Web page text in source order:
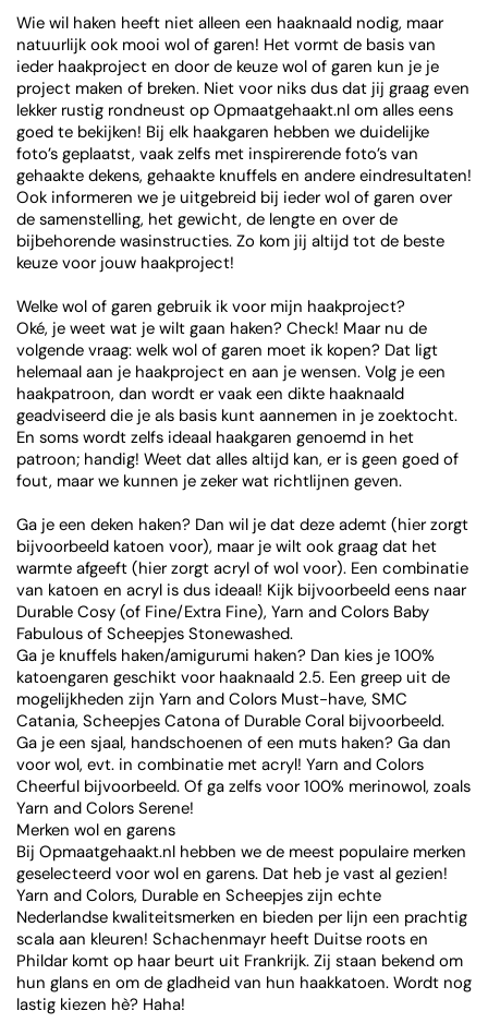
Wie wil haken heeft niet alleen een haaknaald nodig, maar
natuurlijk ook mooi wol of garen! Het vormt de basis van
ieder haakproject en door de keuze wol of garen kun je je
project maken of breken. Niet voor niks dus dat jij graag even
lekker rustig rondneust op Opmaatgehaakt.nl om alles eens
goed te bekijken! Bij elk haakgaren hebben we duidelijke
foto’s geplaatst, vaak zelfs met inspirerende foto’s van
gehaakte dekens, gehaakte knuffels en andere eindresultaten!
Ook informeren we je uitgebreid bij ieder wol of garen over
de samenstelling, het gewicht, de lengte en over de
bijbehorende wasinstructies. Zo kom jij altijd tot de beste
keuze voor jouw haakproject!
Welke wol of garen gebruik ik voor mijn haakproject?
Oké, je weet wat je wilt gaan haken? Check! Maar nu de
volgende vraag: welk wol of garen moet ik kopen? Dat ligt
helemaal aan je haakproject en aan je wensen. Volg je een
haakpatroon, dan wordt er vaak een dikte haaknaald
geadviseerd die je als basis kunt aannemen in je zoektocht.
En soms wordt zelfs ideaal haakgaren genoemd in het
patroon; handig! Weet dat alles altijd kan, er is geen goed of
fout, maar we kunnen je zeker wat richtlijnen geven.
Ga je een deken haken? Dan wil je dat deze ademt (hier zorgt
bijvoorbeeld katoen voor), maar je wilt ook graag dat het
warmte afgeeft (hier zorgt acryl of wol voor). Een combinatie
van katoen en acryl is dus ideaal! Kijk bijvoorbeeld eens naar
Durable Cosy (of Fine/Extra Fine), Yarn and Colors Baby
Fabulous of Scheepjes Stonewashed.
Ga je knuffels haken/amigurumi haken? Dan kies je 100%
katoengaren geschikt voor haaknaald 2.5. Een greep uit de
mogelijkheden zijn Yarn and Colors Must-have, SMC
Catania, Scheepjes Catona of Durable Coral bijvoorbeeld.
Ga je een sjaal, handschoenen of een muts haken? Ga dan
voor wol, evt. in combinatie met acryl! Yarn and Colors
Cheerful bijvoorbeeld. Of ga zelfs voor 100% merinowol, zoals
Yarn and Colors Serene!
Merken wol en garens
Bij Opmaatgehaakt.nl hebben we de meest populaire merken
geselecteerd voor wol en garens. Dat heb je vast al gezien!
Yarn and Colors, Durable en Scheepjes zijn echte
Nederlandse kwaliteitsmerken en bieden per lijn een prachtig
scala aan kleuren! Schachenmayr heeft Duitse roots en
Phildar komt op haar beurt uit Frankrijk. Zij staan bekend om
hun glans en om de gladheid van hun haakkatoen. Wordt nog
lastig kiezen hè? Haha!